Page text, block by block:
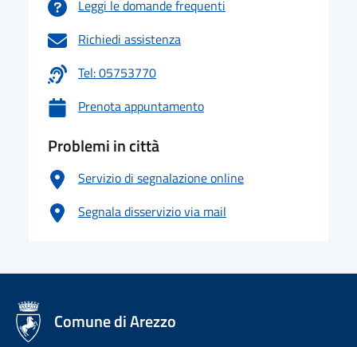
Leggi le domande frequenti
Richiedi assistenza
Tel: 05753770
Prenota appuntamento
Problemi in città
Servizio di segnalazione online
Segnala disservizio via mail
logo Unione Europea
Comune di Arezzo